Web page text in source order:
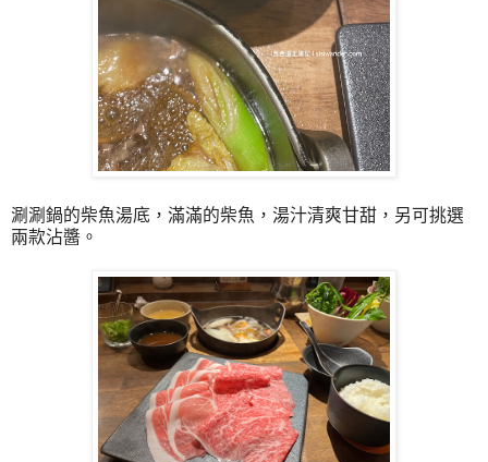
涮涮鍋的柴魚湯底，滿滿的柴魚，湯汁清爽甘甜，另可挑選
兩款沾醬。